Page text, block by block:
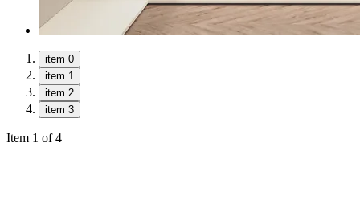
item 0
item 1
item 2
item 3
Item 1 of 4